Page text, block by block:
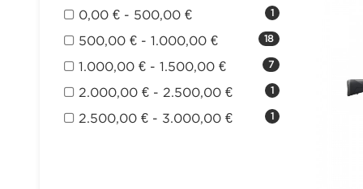
1
0,00 € - 500,00 €
18
500,00 € - 1.000,00 €
7
1.000,00 € - 1.500,00 €
1
2.000,00 € - 2.500,00 €
1
2.500,00 € - 3.000,00 €